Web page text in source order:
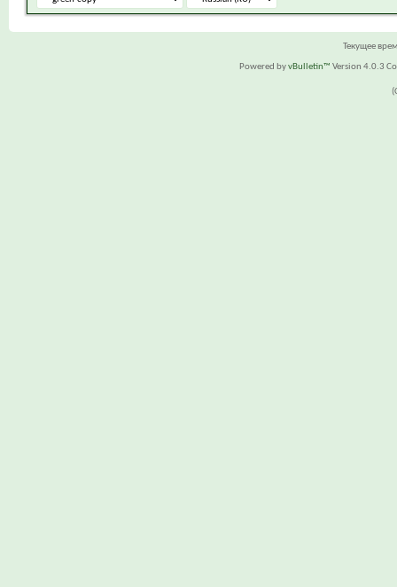
Текущее
Powered byvBulletin™ Version 4.0.3